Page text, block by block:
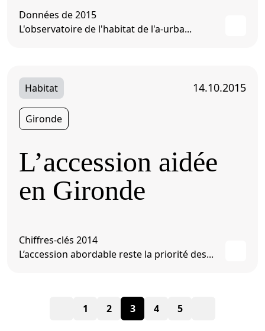
Données de 2015
L'observatoire de l'habitat de l'a-urba...
Habitat 14.10.2015
Gironde
L’accession aidée
en Gironde
Chiffres-clés 2014
L’accession abordable reste la priorité des...
Pagination
1 2 3 4 5